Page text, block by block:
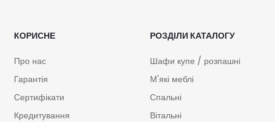
КОРИСНЕ
Про нас
Гарантія
Сертифікати
Кредитування
РОЗДІЛИ КАТАЛОГУ
Шафи купе / розпашні
М'які меблі
Спальні
Вітальні